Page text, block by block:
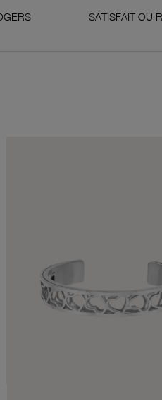
SATISFAIT OU REMBOURSÉ
favoris